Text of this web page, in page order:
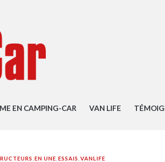
EN CAMPING-CAR VAN LIFE
,EN UNE ,ESSAIS ,VANLIFE